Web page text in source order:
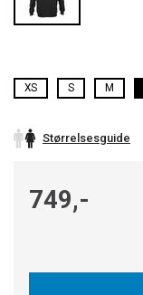
XS S M
Størrelsesguide
749,-